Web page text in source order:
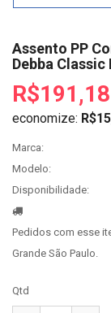
Assento PP
Debba
R$191,18
economize:
Marca:
Modelo:
Disponibilidade:
Pedidos com esse
Grande São Paulo.
Qtd